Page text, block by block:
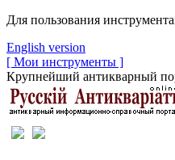
Для пользования
English version
[ Мои инструменты ]
Крупнейший антикварный